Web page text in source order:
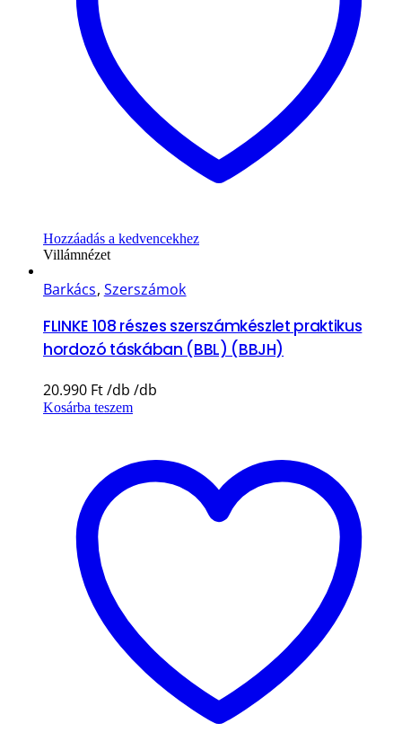
Hozzáadás a kedvencekhez
Villámnézet
Barkács, Szerszámok
FLINKE 108 részes szerszámkészlet praktikus
hordozó táskában (BBL) (BBJH)
20.990 Ft
Kosárba teszem